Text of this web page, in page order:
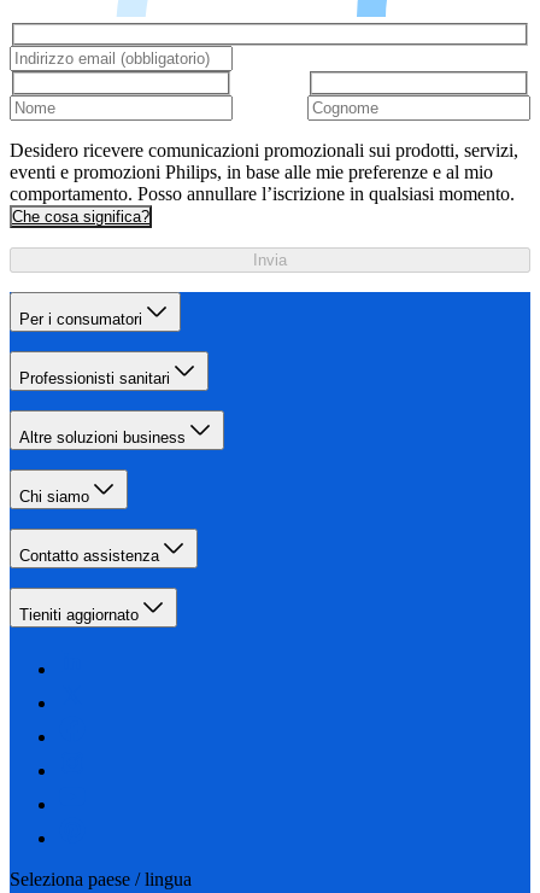
Desidero ricevere comunicazioni promozionali sui prodotti, servizi,
eventi e promozioni Philips, in base alle mie preferenze e al mio
comportamento. Posso annullare l’iscrizione in qualsiasi momento.
Che cosa significa?
Invia
Per i consumatori
Professionisti sanitari
Altre soluzioni business
Chi siamo
Contatto assistenza
Tieniti aggiornato
Seleziona paese / lingua